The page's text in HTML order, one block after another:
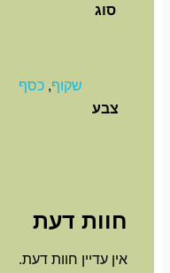
סוג
צבע
שקוף,כסף
חוות דעת
אין עדיין חוות דעת.